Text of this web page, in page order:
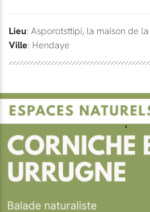
Lieu: Asporotsttipi, la maison de
Ville: Hendaye